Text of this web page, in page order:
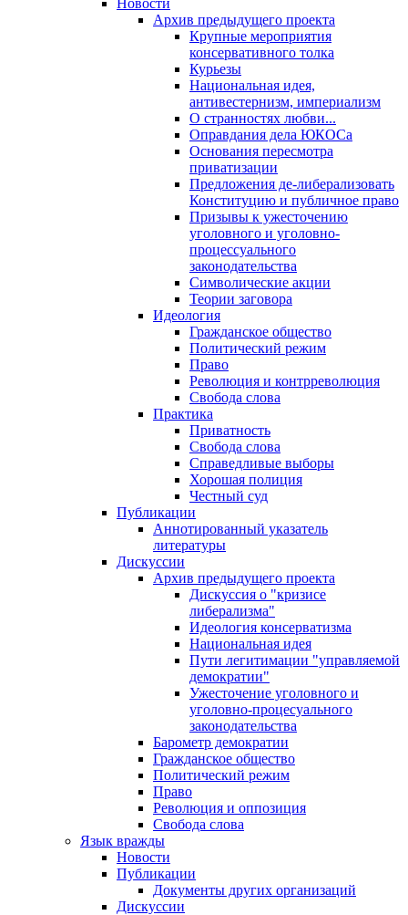
Новости
Архив предыдущего проекта
Крупные мероприятия
консервативного толка
Курьезы
Национальная идея,
антивестернизм, империализм
О странностях любви...
Оправдания дела ЮКОСа
Основания пересмотра
приватизации
Предложения де-либерализовать
Конституцию и публичное право
Призывы к ужесточению
уголовного и уголовно-
процессуального
законодательства
Символические акции
Теории заговора
Идеология
Гражданское общество
Политический режим
Право
Революция и контрреволюция
Свобода слова
Практика
Приватность
Свобода слова
Справедливые выборы
Хорошая полиция
Честный суд
Публикации
Аннотированный указатель
литературы
Дискуссии
Архив предыдущего проекта
Дискуссия о "кризисе
либерализма"
Идеология консерватизма
Национальная идея
Пути легитимации "управляемой
демократии"
Ужесточение уголовного и
уголовно-процесуального
законодательства
Барометр демократии
Гражданское общество
Политический режим
Право
Революция и оппозиция
Свобода слова
Язык вражды
Новости
Публикации
Документы других организаций
Дискуссии